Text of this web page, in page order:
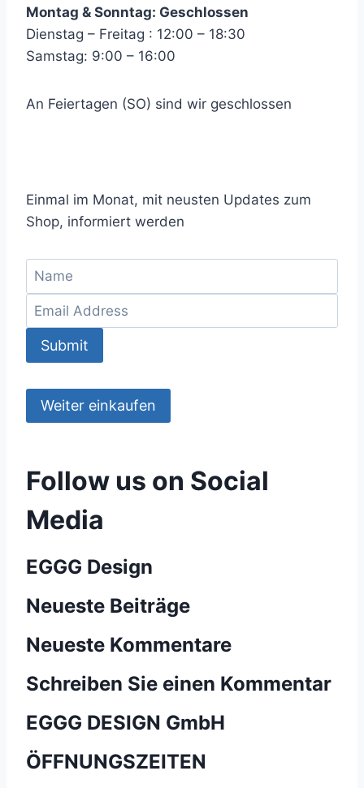
Montag & Sonntag: Geschlossen
Dienstag – Freitag : 12:00 – 18:30
Samstag: 9:00 – 16:00
An Feiertagen (SO) sind wir geschlossen
Einmal im Monat, mit neusten Updates zum
Shop, informiert werden
Weiter einkaufen
Follow us on Social
Media
EGGG Design
Neueste Beiträge
Neueste Kommentare
Schreiben Sie einen Kommentar
EGGG DESIGN GmbH
ÖFFNUNGSZEITEN